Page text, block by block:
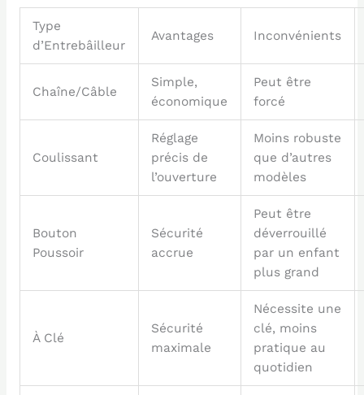
Type
d’Entrebâilleur
Avantages Inconvénients
Chaîne/Câble
Simple,
économique
Peut être
forcé
Coulissant
Réglage
précis de
l’ouverture
Moins robuste
que d’autres
modèles
Bouton
Poussoir
Sécurité
accrue
Peut être
déverrouillé
par un enfant
plus grand
À Clé
Sécurité
maximale
Nécessite une
clé, moins
pratique au
quotidien